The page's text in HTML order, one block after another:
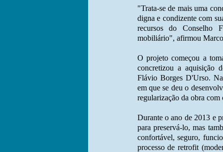
"Trata-se de mais uma
digna e condizente com
recursos do Conselho
mobiliário", afirmou
O projeto começou a
concretizou a aquisição
Flávio Borges D'Urso.
em que se deu o
regularização da obra com
Durante o ano de 2013 e
para preservá-lo, mas
confortável, seguro,
processo de retrofit